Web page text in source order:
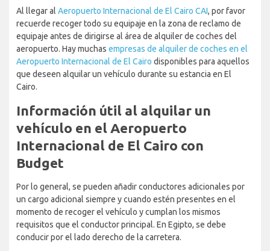
Al llegar al Aeropuerto Internacional de El Cairo CAI, por favor
recuerde recoger todo su equipaje en la zona de reclamo de
equipaje antes de dirigirse al área de alquiler de coches del
aeropuerto. Hay muchas empresas de alquiler de coches en el
Aeropuerto Internacional de El Cairo disponibles para aquellos
que deseen alquilar un vehículo durante su estancia en El
Cairo.
Información útil al alquilar un
vehículo en el Aeropuerto
Internacional de El Cairo con
Budget
Por lo general, se pueden añadir conductores adicionales por
un cargo adicional siempre y cuando estén presentes en el
momento de recoger el vehículo y cumplan los mismos
requisitos que el conductor principal. En Egipto, se debe
conducir por el lado derecho de la carretera.